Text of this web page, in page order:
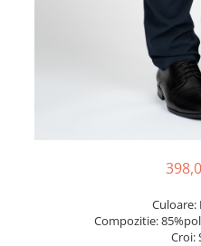
Culoare:
Compozitie:
Croi: